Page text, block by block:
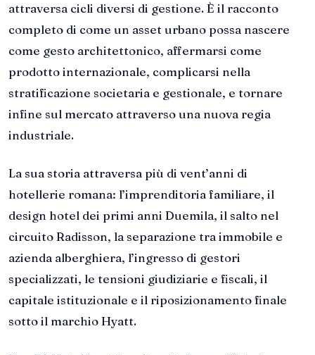
attraversa cicli diversi di gestione. È il racconto
completo di come un asset urbano possa nascere
come gesto architettonico, affermarsi come
prodotto internazionale, complicarsi nella
stratificazione societaria e gestionale, e tornare
infine sul mercato attraverso una nuova regia
industriale.
La sua storia attraversa più di vent’anni di
hotellerie romana: l’imprenditoria familiare, il
design hotel dei primi anni Duemila, il salto nel
circuito Radisson, la separazione tra immobile e
azienda alberghiera, l’ingresso di gestori
specializzati, le tensioni giudiziarie e fiscali, il
capitale istituzionale e il riposizionamento finale
sotto il marchio Hyatt.